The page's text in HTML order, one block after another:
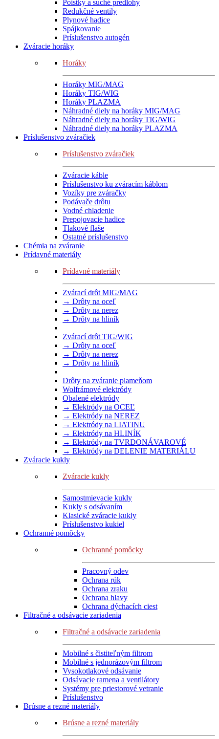
Poistky a suché predlohy
Redukčné ventily
Plynové hadice
Spájkovanie
Príslušenstvo autogén
Zváracie horáky
Horáky
Horáky MIG/MAG
Horáky TIG/WIG
Horáky PLAZMA
Náhradné diely na horáky MIG/MAG
Náhradné diely na horáky TIG/WIG
Náhradné diely na horáky PLAZMA
Príslušenstvo zváračiek
Príslušenstvo zváračiek
Zváracie káble
Príslušenstvo ku zváracím káblom
Vozíky pre zváračky
Podávače drôtu
Vodné chladenie
Prepojovacie hadice
Tlakové flaše
Ostatné príslušenstvo
Chémia na zváranie
Prídavné materiály
Prídavné materiály
Zvárací drôt MIG/MAG
→ Drôty na oceľ
→ Drôty na nerez
→ Drôty na hliník
Zvárací drôt TIG/WIG
→ Drôty na oceľ
→ Drôty na nerez
→ Drôty na hliník
Drôty na zváranie plameňom
Wolfrámové elektródy
Obalené elektródy
→ Elektródy na OCEĽ
→ Elektródy na NEREZ
→ Elektródy na LIATINU
→ Elektródy na HLINÍK
→ Elektródy na TVRDONÁVAROVÉ
→ Elektródy na DELENIE MATERIÁLU
Zváracie kukly
Zváracie kukly
Samostmievacie kukly
Kukly s odsávaním
Klasické zváracie kukly
Príslušenstvo kukiel
Ochranné pomôcky
Ochranné pomôcky
Pracovný odev
Ochrana rúk
Ochrana zraku
Ochrana hlavy
Ochrana dýchacích ciest
Filtračné a odsávacie zariadenia
Filtračné a odsávacie zariadenia
Mobilné s čistiteľným filtrom
Mobilné s jednorázovým filtrom
Vysokotlakové odsávanie
Odsávacie ramena a ventilátory
Systémy pre priestorové vetranie
Príslušenstvo
Brúsne a rezné materiály
Brúsne a rezné materiály